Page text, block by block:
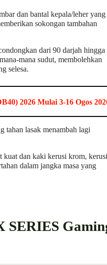
dan bantal kepala/leher yang
sokongan tambahan
dari 90 darjah hingga
mana sudut, membolehkan
selesa.
2026 Mulai 3-16 Ogos
tahan lasak menambah lagi
kuat dan kaki kerusi krom, kerusi
dalam jangka masa yang
SERIES